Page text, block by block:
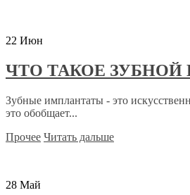
22 Июн
ЧТО ТАКОЕ ЗУБНОЙ
Зубные имплантаты - это
это обобщает...
Прочее Читать дальше
28 Май